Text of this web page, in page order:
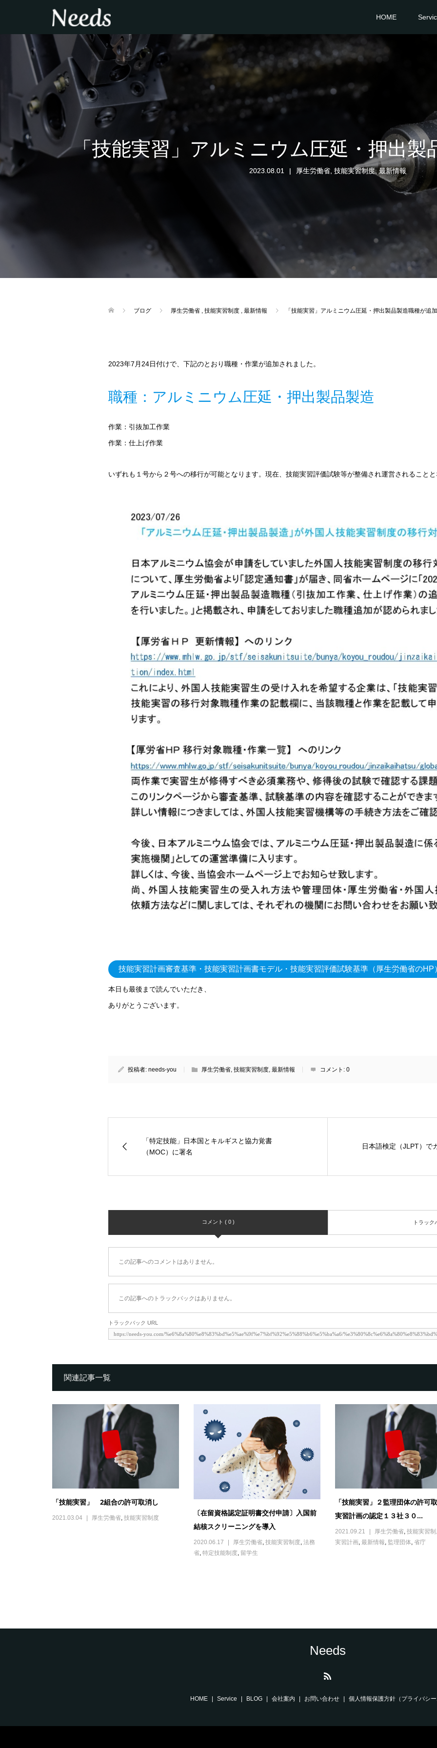
HOME
「技能実習」アルミニウム圧延・押出製
2023.08.01 厚生労働省 技能実習制度,最新情報
ブログ 厚生労働省 技能実習制度 最新情報 「技能実習」アルミニウム圧延・押出製品製造職種が追加
2023年7月24日付けで、下記のとおり職種・作業が追加されました。
職種：アルミニウム圧延・押出製品製造
作業：引抜加工作業
作業：仕上げ作業
いずれも１号から２号への移行が可能となります。現在、技能実習評価試験等が整備され運営されること
技能実習計画審査基準・技能実習計画書モデル・技能実習評価試験基準（厚生労働省のHP
本日も最後まで読んでいただき、
ありがとうございます。
投稿者: needs-you 厚生労働省 技能実習制度 最新情報 コメント: 0
「特定技能」日本国とキルギスと協力覚書
（MOC）に署名
日本語検定（JLPT）で
コメント ( 0 ) トラック
この記事へのコメントはありません。
この記事へのトラックバックはありません。
トラックバック URL
関連記事一覧
「技能実習」 2組合の許可取消し
2021.03.04 厚生労働省, 技能実習制度
〔在留資格認定証明書交付申請〕入国前
結核スクリーニングを導入
2020.06.17 厚生労働省 技能実習制度 法務
省 特定技能制度 留学生
「技能実習」２監理団体の許
実習計画の認定１３社３０...
2021.09.21 厚生労働省, 技能実習
実習計画, 最新情報, 監理団体, 省庁
Needs
HOME Service BLOG 会社案内 お問い合わせ 個人情報保護方針（プライバシ